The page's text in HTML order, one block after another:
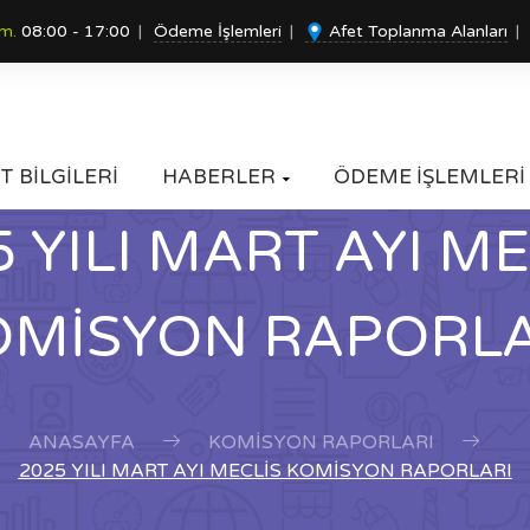
08:00 - 17:00 Ödeme İşlemleri Afet Toplanma Alanları
BİLGİLERİ HABERLER  ÖDEME İŞLEMLERİ
YILI MART AYI
ANASAYFA
KOMISYON RAPORLARI
2025 YILI MART AYI MECLİS KOMİSYON RAPORLARI